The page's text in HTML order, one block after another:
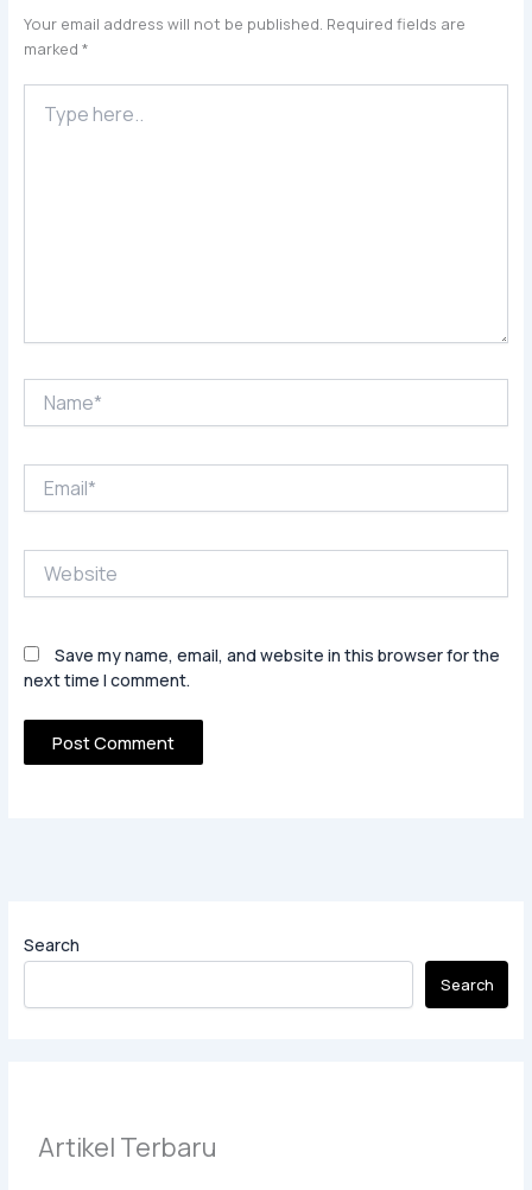
Search
Search
Artikel Terbaru
Your email address will not be published. Required fields are
marked *
here..
Save my name, email, and website in this browser for the
next time I comment.